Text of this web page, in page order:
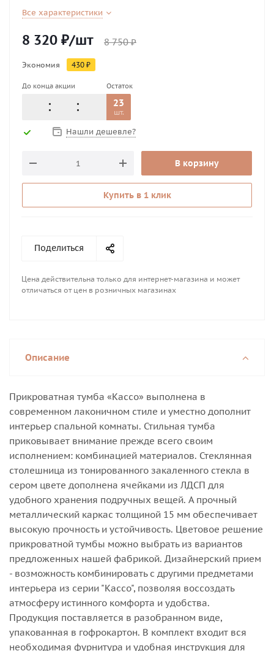
Все характеристики
8 320 ₽/шт 8 750₽
Экономия 430 ₽
До конца акции Остаток
23
шт.
Нашли дешевле?
В корзину
Купить в 1 клик
Поделиться
Цена действительна только для интернет-магазина и может
отличаться от цен в розничных магазинах
Описание
Прикроватная тумба «Кассо» выполнена в
современном лаконичном стиле и уместно дополнит
интерьер спальной комнаты. Стильная тумба
приковывает внимание прежде всего своим
исполнением: комбинацией материалов. Стеклянная
столешница из тонированного закаленного стекла в
сером цвете дополнена ячейками из ЛДСП для
удобного хранения подручных вещей. А прочный
металлический каркас толщиной 15 мм обеспечивает
высокую прочность и устойчивость. Цветовое решение
прикроватной тумбы можно выбрать из вариантов
предложенных нашей фабрикой. Дизайнерский прием
- возможность комбинировать с другими предметами
интерьера из серии "Кассо", позволяя воссоздать
атмосферу истинного комфорта и удобства.
Продукция поставляется в разобранном виде,
упакованная в гофрокартон. В комплект входит вся
необходимая фурнитура и удобная инструкция для